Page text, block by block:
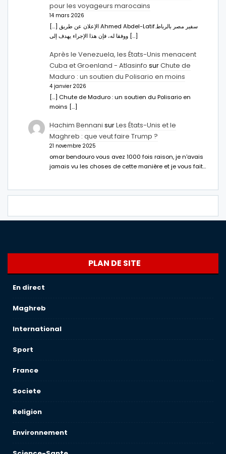
pour les voyageurs marocains
14 mars 2026
[…] الإعلان عن طريق Ahmed Abdel-Latifسفير مصر بالرباط.
ووفقا له، فإن هذا الإجراء يهدف إلى […]
Après le Venezuela, les États-Unis menacent
Cuba et Groenland - Atlasinfo surChute de
Maduro : un soutien du Polisario en moins
4 janvier 2026
[…] Chute de Maduro : un soutien du Polisario en
moins […]
Hachim Bennani surLes États-Unis et le
Maghreb : que veut faire Trump ?
21 novembre 2025
omar bendouro vous avez 1000 fois raison, je n'avais
jamais vu les choses de cette manière et je vous fait…
PLAN DE SITE
En direct
Maghreb
International
Sport
France
Societe
Religion
Environnement